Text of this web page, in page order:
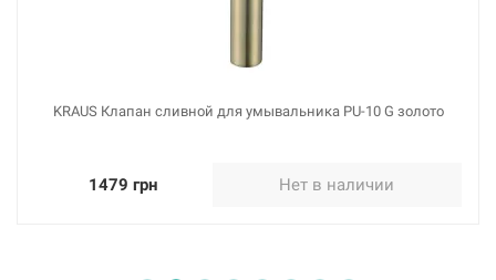
KRAUS Клапан сливной для умывальника PU-10 G золото
1479 грн Нет в наличии